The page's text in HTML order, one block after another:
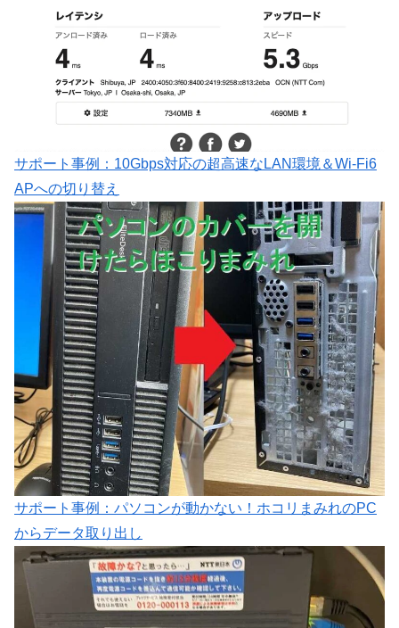
サポート事例：10Gbps対応の超高速なLAN環境＆Wi-Fi6
APへの切り替え
サポート事例：パソコンが動かない！ホコリまみれのPC
からデータ取り出し